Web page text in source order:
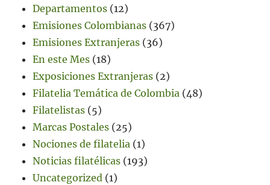
Departamentos (12)
Emisiones Colombianas (367)
Emisiones Extranjeras (36)
En este Mes (18)
Exposiciones Extranjeras (2)
Filatelia Temática de Colombia (48)
Filatelistas (5)
Marcas Postales (25)
Nociones de filatelia (1)
Noticias filatélicas (193)
Uncategorized (1)